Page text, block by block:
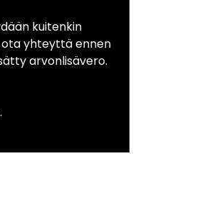
kuitenkin
ota yhteyttä ennen
arvonlisävero.